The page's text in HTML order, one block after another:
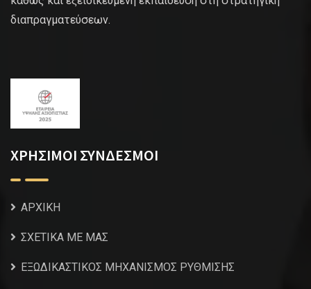
διαπραγματεύσεων.
ΧΡΗΣΙΜΟΙ ΣΥΝΔΕΣΜΟΙ
ΑΡΧΙΚΗ
ΣΧΕΤΙΚΑ ΜΕ ΜΑΣ
ΕΞΩΔΙΚΑΣΤΙΚΟΣ ΜΗΧΑΝΙΣΜΟΣ ΡΥΘΜΙΣΗΣ